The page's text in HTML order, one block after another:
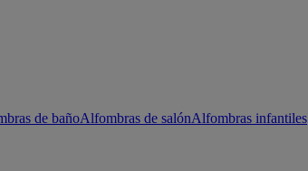
de bañoAlfombras de salónAlfombras infantiles